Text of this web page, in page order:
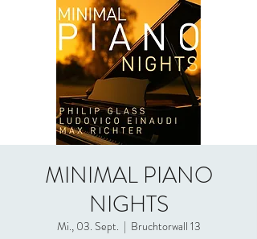
MINIMAL PIANO
NIGHTS
Mi., 03. Sept.
  |
Bruchtorwall 13